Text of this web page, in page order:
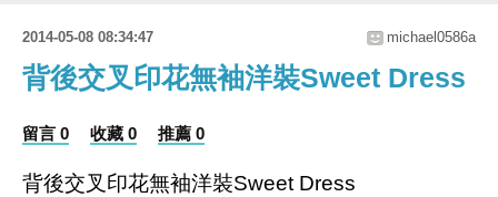
2014-05-08 08:34:47 michael0586a
背後交叉印花無袖洋裝Sweet Dress
留言 0 收藏 0 推薦 0
背後交叉印花無袖洋裝Sweet Dress